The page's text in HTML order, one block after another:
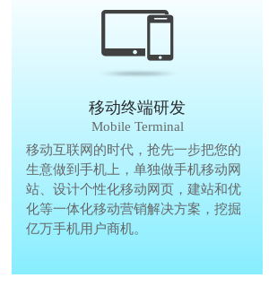
贸易网站制作
Trade Website
贸易型网站制作，主要侧重销售与推
广方面开发，做外贸的客户采用香港
服务器或国外服务器；做国内贸易
的，采用国内服务器，免费为客户完
善网站备案。
移动终端研发
Mobile Terminal
移动互联网的时代，抢先一步把您的
生意做到手机上，单独做手机移动网
站、设计个性化移动网页，建站和优
化等一体化移动营销解决方案，挖掘
亿万手机用户商机。